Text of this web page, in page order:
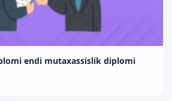
endi mutaxassislik diplomi